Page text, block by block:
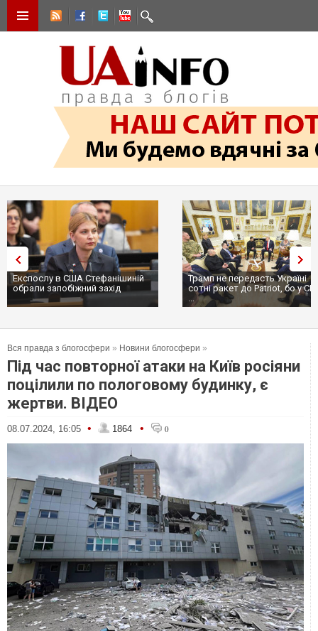
Експослу в США Стефанішиній
обрали запобіжний захід
Трамп не передасть Україні
сотні ракет до Patriot, бо у
...
Вся правда з блогосфери » Новини блогосфери »
Під час повторної атаки на Київ росіяни
поцілили по пологовому будинку, є
жертви. ВІДЕО
08.07.2024, 16:05 • 1864 • 0